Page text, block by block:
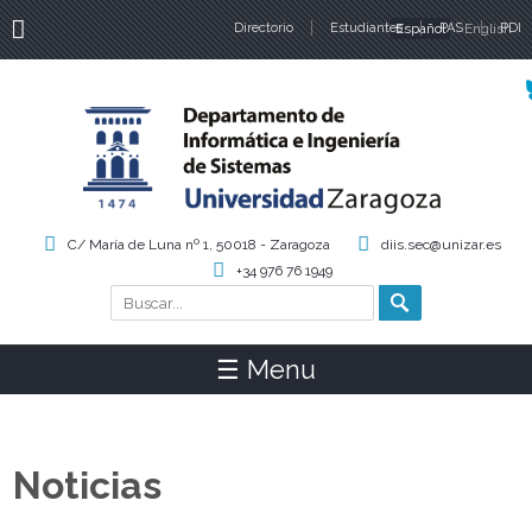
Directorio Estudiantes PAS PDI
Idiomas
Español English
Formulario de búsqueda
Buscar
C/ María de Luna nº 1, 50018 - Zaragoza
diis.sec@unizar.es
+34 976 76 1949
☰ Menu
Noticias